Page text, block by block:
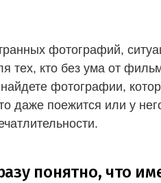
фотографий,
тех, кто без ума от
фотографии,
даже поежится или у
понятно, что